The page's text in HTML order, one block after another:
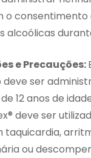
o consentimento
alcoólicas
e Precauções:
ser
12 anos de
deve ser
taquicardia,
ou